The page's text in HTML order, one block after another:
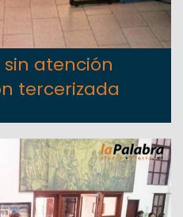
sin atención
tercerizada